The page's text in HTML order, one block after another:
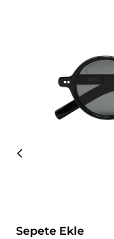
Sepete Ekle